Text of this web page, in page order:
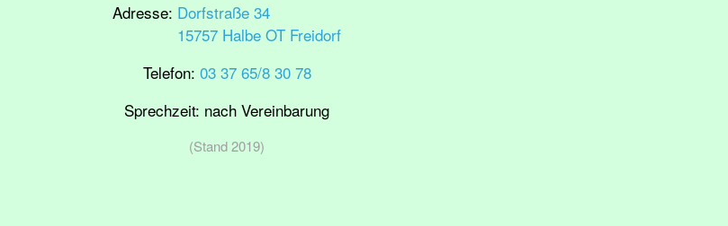
Adresse: Dorfstraße 34
15757 Halbe OT Freidorf
Telefon: 03 37 65/8 30 78
Sprechzeit: nach Vereinbarung
(Stand 2019)